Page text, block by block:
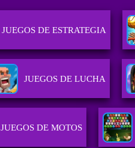
JUEGOS DE ESTRATEGIA
JUEGOS DE LUCHA
JUEGOS DE MOTOS